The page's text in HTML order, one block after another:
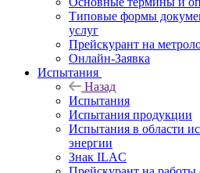
Типовые формы
услуг
Прейскурант на
Онлайн-Заявка
Испытания
Назад
Испытания
Испытания продукции
Испытания в области
энергии
Знак ILAC